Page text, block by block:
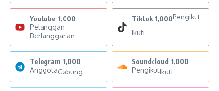
Youtube 1,000
Pelanggan
Berlangganan
Tiktok 1,000Pengikut
Ikuti
Telegram 1,000
AnggotaGabung
Soundcloud 1,000
Pengikut Ikuti